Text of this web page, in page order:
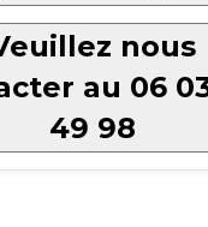
nous
au 06
49 98